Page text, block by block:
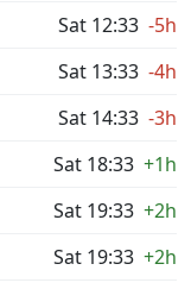
Sat 12:33 -5h
Sat 13:33 -4h
Sat 14:33 -3h
Sat 18:33 +1h
Sat 19:33 +2h
Sat 19:33 +2h